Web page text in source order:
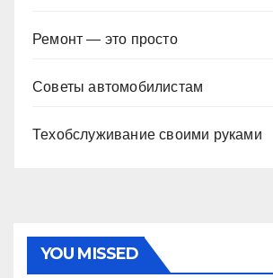
Ремонт — это просто
Советы автомобилистам
Техобслуживание своими руками
YOU MISSED